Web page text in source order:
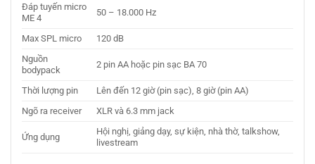
Đáp tuyến micro
ME 4
50 – 18.000 Hz
Max SPL micro
120 dB
Nguồn
bodypack
2 pin AA hoặc pin sạc BA 70
Thời lượng pin
Lên đến 12 giờ (pin sạc), 8 giờ (pin AA)
Ngõ ra receiver
XLR và 6.3 mm jack
Ứng dụng
Hội nghị, giảng dạy, sự kiện, nhà thờ, talkshow,
livestream